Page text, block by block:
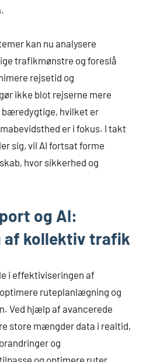
kan nu analysere
trafikmønstre og foreslå
rejsetid og
ikke blot rejserne mere
bæredygtige, hvilket er
er i fokus. I takt
sig, vil AI fortsat forme
hvor sikkerhed og
og AI:
af kollektiv trafik
i effektiviseringen af
ruteplanlægning og
Ved hjælp af avancerede
store mængder data i realtid,
og
og optimere ruter.